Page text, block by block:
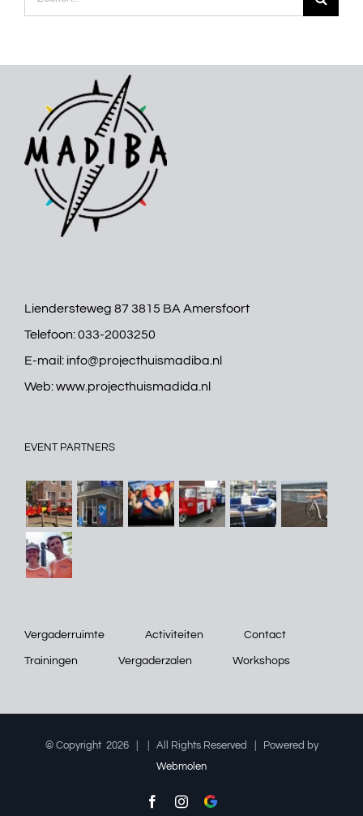
naar:
Liendersteweg 87 3815 BA Amersfoort
Telefoon:033-2003250
E-mail: info@projecthuismadiba.nl
Web:www.projecthuismadida.nl
EVENT PARTNERS
Vergaderruimte Activiteiten Contact
Trainingen Vergaderzalen Workshops
© Copyright 2026 |
| All Rights Reserved | Powered by
Webmolen
FacebookInstagram
Google